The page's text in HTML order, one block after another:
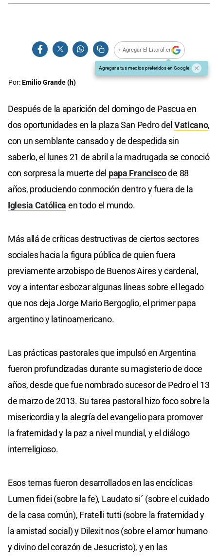
+ Agregar El Litoral en
Agregar a tus medios preferidos en Google
Por:Emilio Grande (h)
Después de la aparición del domingo de Pascua en
dos oportunidades en la plaza San Pedro del Vaticano,
con un semblante cansado y de despedida sin
saberlo, el lunes 21 de abril a la madrugada se conoció
con sorpresa la muerte del papa Franciscode 88
años, produciendo conmoción dentro y fuera de la
Iglesia Católica en todo el mundo.
Más allá de críticas destructivas de ciertos sectores
sociales hacia la figura pública de quien fuera
previamente arzobispo de Buenos Aires y cardenal,
voy a intentar esbozar algunas líneas sobre el legado
que nos deja Jorge Mario Bergoglio, el primer papa
argentino y latinoamericano.
Las prácticas pastorales que impulsó en Argentina
fueron profundizadas durante su magisterio de doce
años, desde que fue nombrado sucesor de Pedro el 13
de marzo de 2013. Su tarea pastoral hizo foco sobre la
misericordia y la alegría del evangelio para promover
la fraternidad y la paz a nivel mundial, y el diálogo
interreligioso.
Esos temas fueron desarrollados en las encíclicas
Lumen fidei (sobre la fe), Laudato si´ (sobre el cuidado
de la casa común), Fratelli tutti (sobre la fraternidad y
la amistad social) y Dilexit nos (sobre el amor humano
y divino del corazón de Jesucristo), y en las